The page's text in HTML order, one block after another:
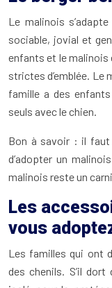
Le malinois
sociable, jovial et
enfants et le malinois
strictes d’emblée. Le
famille a des
seuls avec le chien.
Bon à savoir : il faut
d’adopter un
malinois reste un
Les
vous
Les familles qui ont
des chenils. S’il